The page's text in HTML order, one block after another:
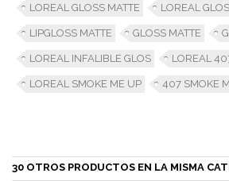
LOREAL GLOSS MATTE LOREAL
LIPGLOSS MATTE GLOSS MATTE
LOREAL INFALIBLE GLOS LOREAL
LOREAL SMOKE ME UP 407 SMOKE
30 OTROS PRODUCTOS EN LA MISMA